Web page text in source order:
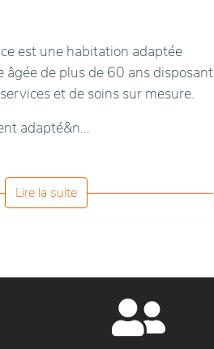
est une habitation adaptée
âgée de plus de 60 ans disposant
et de soins sur mesure.
adapté&n...
Lire la suite